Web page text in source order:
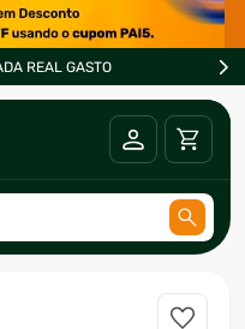
REAL GASTO